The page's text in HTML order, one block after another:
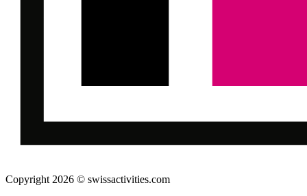
Copyright 2026 © swissactivities.com